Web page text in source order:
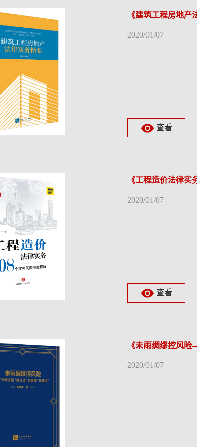
《建筑工程房地产
2020/01/07
查看
《工程造价法律实
2020/01/07
查看
《未雨绸缪控风
2020/01/07